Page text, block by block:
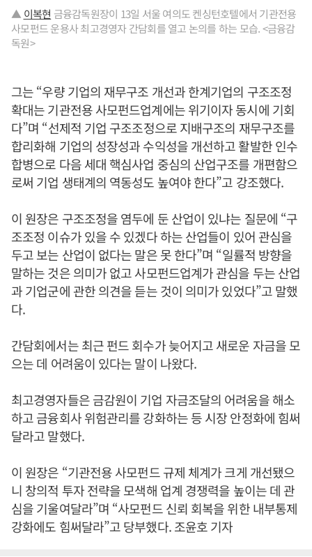
▲ 이복현 금융감독원장이 13일 서울 여의도 켄싱턴호텔에서 기관전용
사모펀드 운용사 최고경영자 간담회를 열고 논의를 하는 모습. <금융감
독원>
그는 “우량 기업의 재무구조 개선과 한계기업의 구조조정
확대는 기관전용 사모펀드업계에는 위기이자 동시에 기회
다”며 “선제적 기업 구조조정으로 지배구조의 재무구조를
합리화해 기업의 성장성과 수익성을 개선하고 활발한 인수
합병으로 다음 세대 핵심사업 중심의 산업구조를 개편함으
로써 기업 생태계의 역동성도 높여야 한다”고 강조했다.
이 원장은 구조조정을 염두에 둔 산업이 있냐는 질문에 “구
조조정 이슈가 있을 수 있겠다 하는 산업들이 있어 관심을
두고 보는 산업이 없다는 말은 못 한다”며 “일률적 방향을
말하는 것은 의미가 없고 사모펀드업계가 관심을 두는 산업
과 기업군에 관한 의견을 듣는 것이 의미가 있었다”고 말했
다.
간담회에서는 최근 펀드 회수가 늦어지고 새로운 자금을 모
으는 데 어려움이 있다는 말이 나왔다.
최고경영자들은 금감원이 기업 자금조달의 어려움을 해소
하고 금융회사 위험관리를 강화하는 등 시장 안정화에 힘써
달라고 말했다.
이 원장은 “기관전용 사모펀드 규제 체계가 크게 개선됐으
니 창의적 투자 전략을 모색해 업계 경쟁력을 높이는 데 관
심을 기울여달라”며 “사모펀드 신뢰 회복을 위한 내부통제
강화에도 힘써달라”고 당부했다. 조윤호 기자